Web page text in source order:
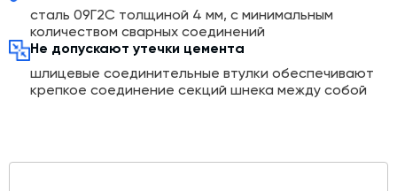
сталь 09Г2С толщиной 4 мм, с минимальным
количеством сварных соединений
Не допускают утечки цемента
шлицевые соединительные втулки обеспечивают
крепкое соединение секций шнека между собой